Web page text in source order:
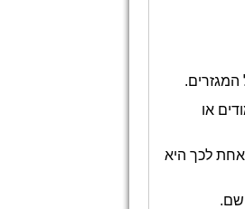
המגזרים.
או
אחת לכך היא
שם.